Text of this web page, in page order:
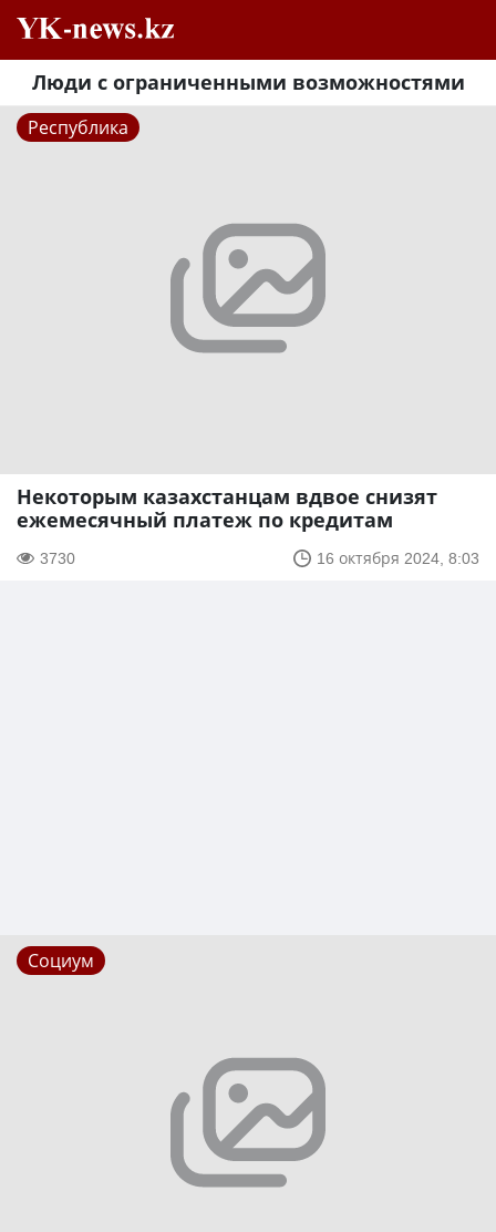
Люди с ограниченными возможностями
Республика
Некоторым казахстанцам вдвое снизят
ежемесячный платеж по кредитам
3730 16 октября 2024, 8:03
Социум